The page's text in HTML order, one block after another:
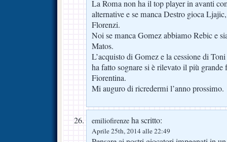
La Roma non ha il top player in avanti
alternative e se manca Destro gioca
Florenzi.
Noi se manca Gomez abbiamo Rebic e
Matos.
L’acquisto di Gomez e la cessione di
ha fatto sognare si è rilevato il più
Fiorentina.
Mi auguro di ricredermi l’anno prossimo.
emiliofirenze ha scritto:
Aprile 25th, 2014 alle 22:49